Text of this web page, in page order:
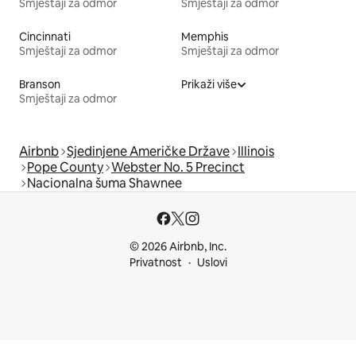
Smještaji za odmor
Smještaji za odmor
Cincinnati
Smještaji za odmor
Memphis
Smještaji za odmor
Branson
Smještaji za odmor
Prikaži više
Airbnb Sjedinjene Američke Države Illinois
Pope County Webster No. 5 Precinct
Nacionalna šuma Shawnee
© 2026 Airbnb, Inc.
Privatnost
Uslovi